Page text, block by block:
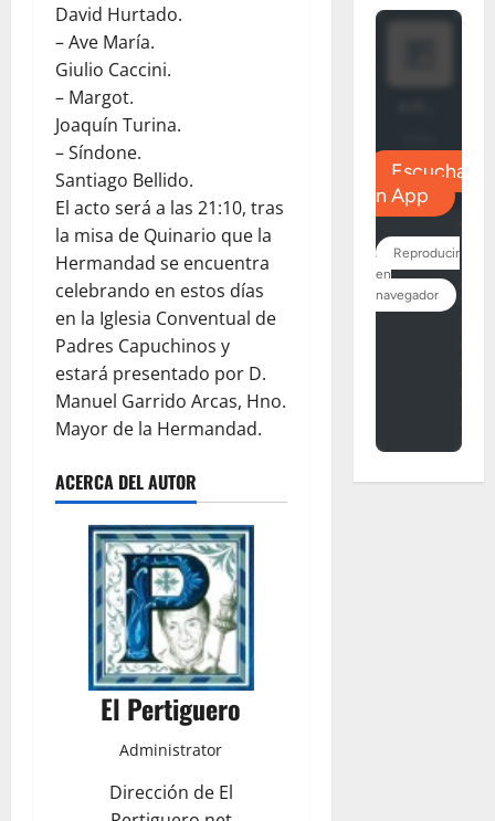
David Hurtado.
– Ave María.
Giulio Caccini.
– Margot.
Joaquín Turina.
– Síndone.
Santiago Bellido.
El acto será a las 21:10, tras
la misa de Quinario que la
Hermandad se encuentra
celebrando en estos días
en la Iglesia Conventual de
Padres Capuchinos y
estará presentado por D.
Manuel Garrido Arcas, Hno.
Mayor de la Hermandad.
ACERCA DEL AUTOR
El Pertiguero
Administrator
Dirección de El